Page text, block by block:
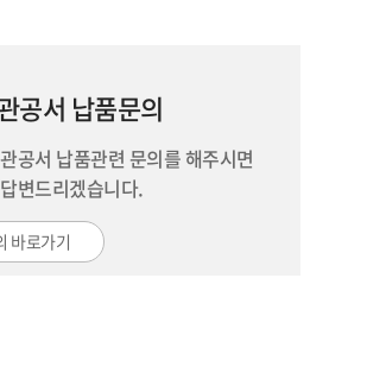
공서 납품문의
공서 납품관련 문의를 해주시면
변드리겠습니다.
바로가기